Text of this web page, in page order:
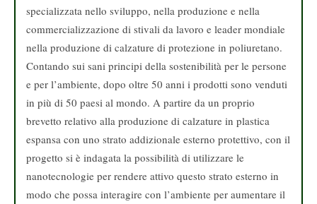
specializzata nello sviluppo, nella produzione e nella
commercializzazione di stivali da lavoro e leader mondiale
nella produzione di calzature di protezione in poliuretano.
Contando sui sani principi della sostenibilità per le persone
e per l’ambiente, dopo oltre 50 anni i prodotti sono venduti
in più di 50 paesi al mondo. A partire da un proprio
brevetto relativo alla produzione di calzature in plastica
espansa con uno strato addizionale esterno protettivo, con il
progetto si è indagata la possibilità di utilizzare le
nanotecnologie per rendere attivo questo strato esterno in
modo che possa interagire con l’ambiente per aumentare il